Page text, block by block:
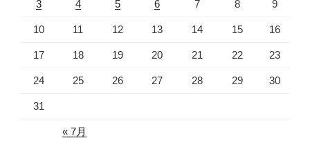
3 4 5 6 7 8 9
10 11 12 13 14 15 16
17 18 19 20 21 22 23
24 25 26 27 28 29 30
31
« 7月